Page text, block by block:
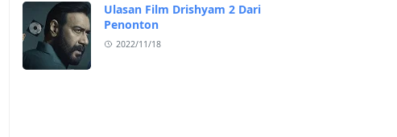
Ulasan Film Drishyam 2 Dari
Penonton
2022/11/18